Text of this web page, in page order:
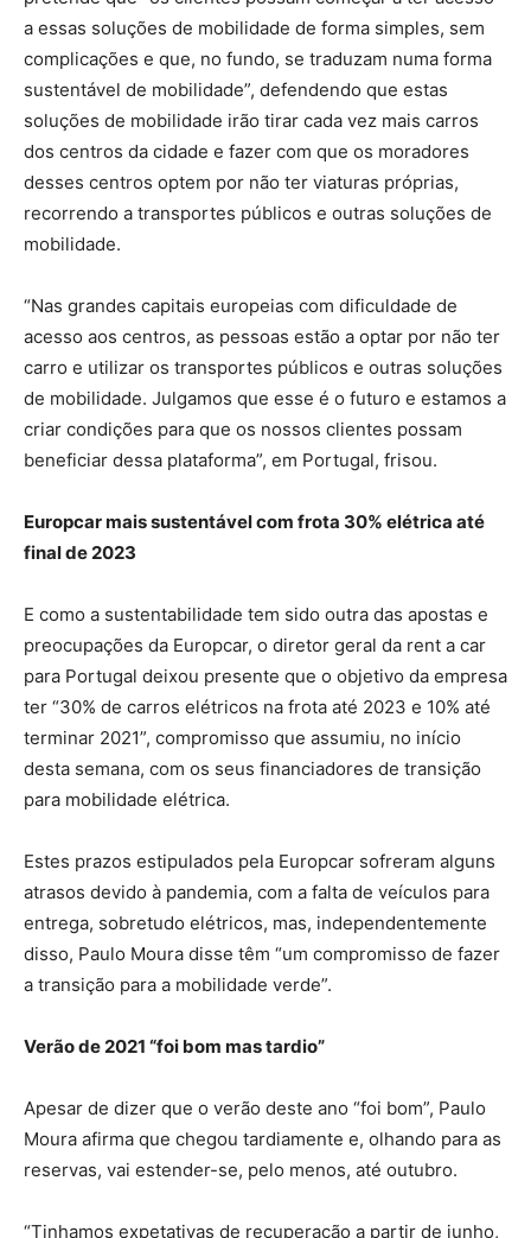
a essas soluções de mobilidade de forma simples, sem
complicações e que, no fundo, se traduzam numa forma
sustentável de mobilidade”, defendendo que estas
soluções de mobilidade irão tirar cada vez mais carros
dos centros da cidade e fazer com que os moradores
desses centros optem por não ter viaturas próprias,
recorrendo a transportes públicos e outras soluções de
mobilidade.
“Nas grandes capitais europeias com dificuldade de
acesso aos centros, as pessoas estão a optar por não ter
carro e utilizar os transportes públicos e outras soluções
de mobilidade. Julgamos que esse é o futuro e estamos a
criar condições para que os nossos clientes possam
beneficiar dessa plataforma”, em Portugal, frisou.
Europcar mais sustentável com frota 30% elétrica até
final de 2023
E como a sustentabilidade tem sido outra das apostas e
preocupações da Europcar, o diretor geral da rent a car
para Portugal deixou presente que o objetivo da empresa
ter “30% de carros elétricos na frota até 2023 e 10% até
terminar 2021”, compromisso que assumiu, no início
desta semana, com os seus financiadores de transição
para mobilidade elétrica.
Estes prazos estipulados pela Europcar sofreram alguns
atrasos devido à pandemia, com a falta de veículos para
entrega, sobretudo elétricos, mas, independentemente
disso, Paulo Moura disse têm “um compromisso de fazer
a transição para a mobilidade verde”.
Verão de 2021 “foi bom mas tardio”
Apesar de dizer que o verão deste ano “foi bom”, Paulo
Moura afirma que chegou tardiamente e, olhando para as
reservas, vai estender-se, pelo menos, até outubro.
“Tinhamos expetativas de recuperação a partir de junho,